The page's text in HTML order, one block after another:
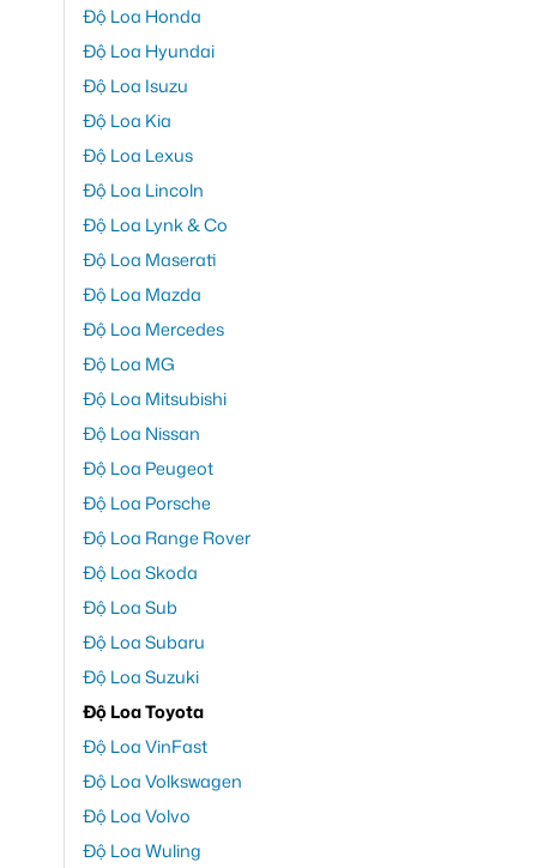
Độ Loa Honda
Độ Loa Hyundai
Độ Loa Isuzu
Độ Loa Kia
Độ Loa Lexus
Độ Loa Lincoln
Độ Loa Lynk & Co
Độ Loa Maserati
Độ Loa Mazda
Độ Loa Mercedes
Độ Loa MG
Độ Loa Mitsubishi
Độ Loa Nissan
Độ Loa Peugeot
Độ Loa Porsche
Độ Loa Range Rover
Độ Loa Skoda
Độ Loa Sub
Độ Loa Subaru
Độ Loa Suzuki
Độ Loa Toyota
Độ Loa VinFast
Độ Loa Volkswagen
Độ Loa Volvo
Độ Loa Wuling